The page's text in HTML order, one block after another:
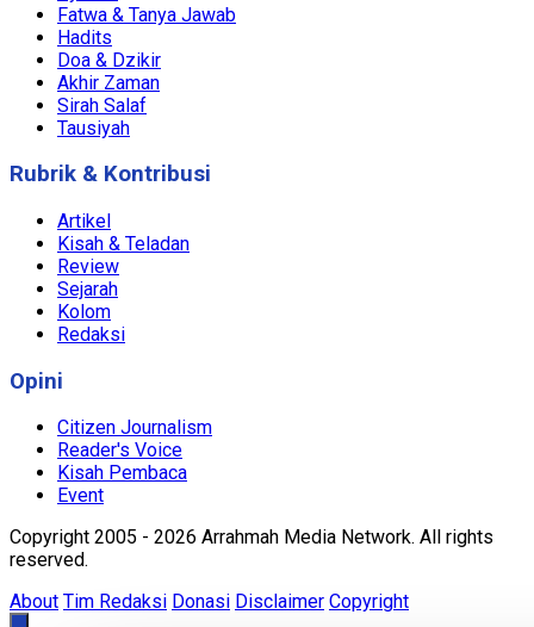
Fatwa & Tanya Jawab
Hadits
Doa & Dzikir
Akhir Zaman
Sirah Salaf
Tausiyah
Rubrik & Kontribusi
Artikel
Kisah & Teladan
Review
Sejarah
Kolom
Redaksi
Opini
Citizen Journalism
Reader's Voice
Kisah Pembaca
Event
Copyright 2005 - 2026 Arrahmah Media Network. All rights
reserved.
About Tim Redaksi Donasi Disclaimer Copyright